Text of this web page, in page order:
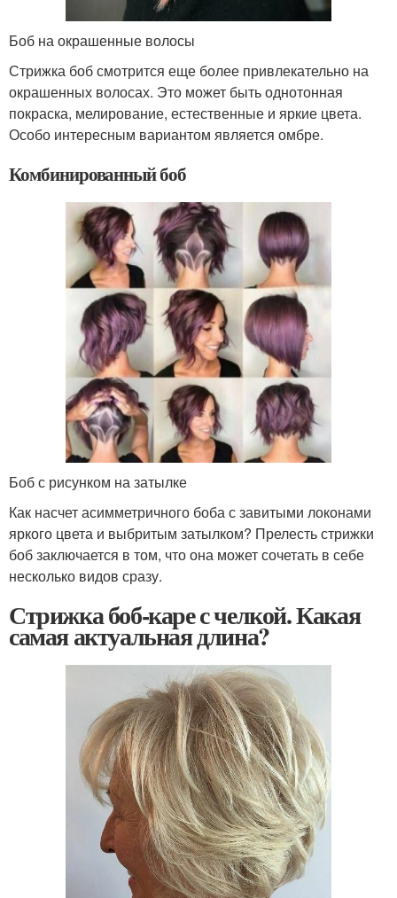
Боб на окрашенные волосы
Стрижка боб смотрится еще более привлекательно на
окрашенных волосах. Это может быть однотонная
покраска, мелирование, естественные и яркие цвета.
Особо интересным вариантом является омбре.
Комбинированный боб
Боб с рисунком на затылке
Как насчет асимметричного боба с завитыми локонами
яркого цвета и выбритым затылком? Прелесть стрижки
боб заключается в том, что она может сочетать в себе
несколько видов сразу.
Стрижка боб-каре с челкой. Какая
самая актуальная длина?